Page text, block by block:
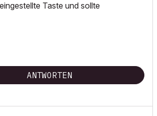
Taste und sollte
ANTWORTEN